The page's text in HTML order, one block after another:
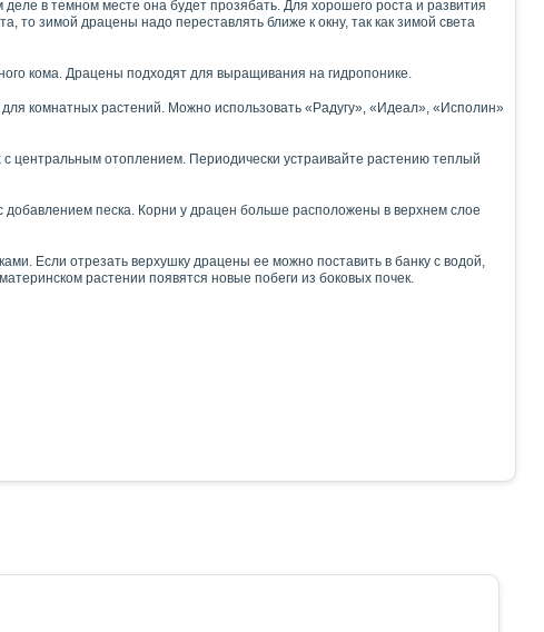
в темном месте она будет прозябать. Для хорошего роста и развития
зимой драцены надо переставлять ближе к окну, так как зимой света
кома. Драцены подходят для выращивания на гидропонике.
комнатных растений. Можно использовать «Радугу», «Идеал», «Исполин»
с центральным отоплением. Периодически устраивайте растению теплый
песка. Корни у драцен больше расположены в верхнем слое
Если отрезать верхушку драцены ее можно поставить в банку с водой,
растении появятся новые побеги из боковых почек.